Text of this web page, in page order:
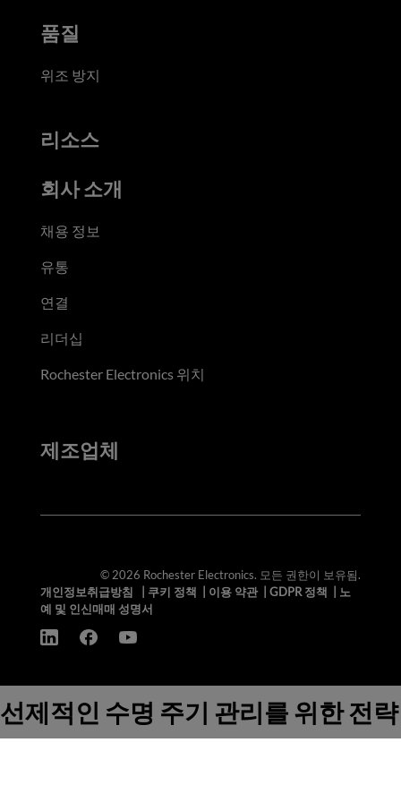
품질
위조 방지
리소스
회사 소개
채용 정보
유통
연결
리더십
Rochester Electronics 위치
제조업체
© 2026 Rochester Electronics. 모든 권한이 보유됨.
개인정보취급방침
쿠키 정책 이용 약관| GDPR 정책
노
예 및 인신매매 성명서
선제적인 수명 주기 관리를 위한 전략